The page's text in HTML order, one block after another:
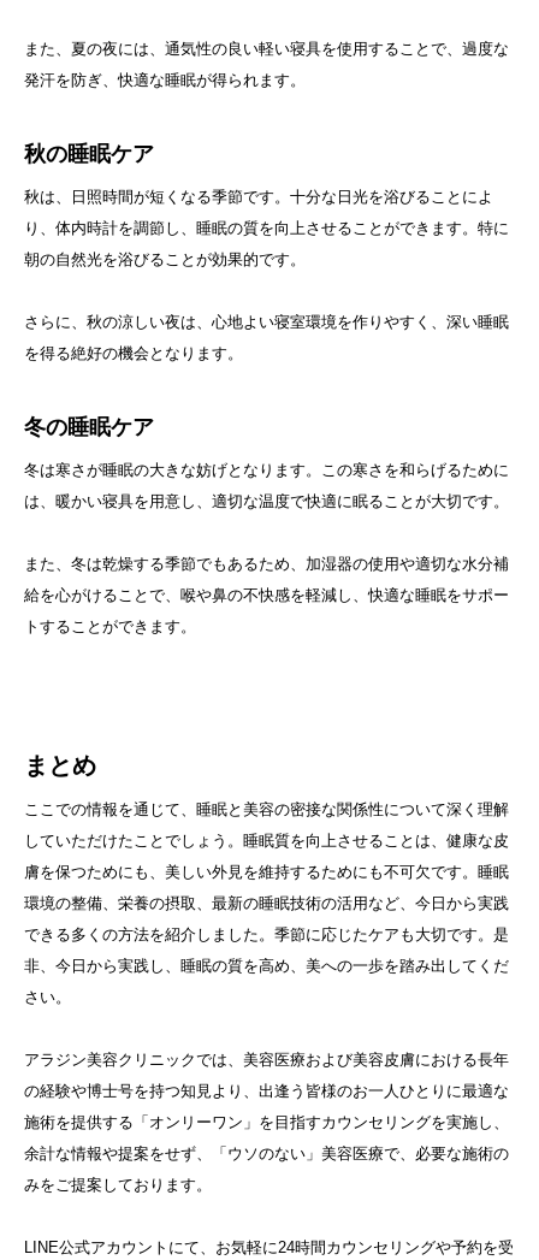
また、夏の夜には、通気性の良い軽い寝具を使用することで、過度な
発汗を防ぎ、快適な睡眠が得られます。
秋の睡眠ケア
秋は、日照時間が短くなる季節です。十分な日光を浴びることによ
り、体内時計を調節し、睡眠の質を向上させることができます。特に
朝の自然光を浴びることが効果的です。
さらに、秋の涼しい夜は、心地よい寝室環境を作りやすく、深い睡眠
を得る絶好の機会となります。
冬の睡眠ケア
冬は寒さが睡眠の大きな妨げとなります。この寒さを和らげるために
は、暖かい寝具を用意し、適切な温度で快適に眠ることが大切です。
また、冬は乾燥する季節でもあるため、加湿器の使用や適切な水分補
給を心がけることで、喉や鼻の不快感を軽減し、快適な睡眠をサポー
トすることができます。
まとめ
ここでの情報を通じて、睡眠と美容の密接な関係性について深く理解
していただけたことでしょう。睡眠質を向上させることは、健康な皮
膚を保つためにも、美しい外見を維持するためにも不可欠です。睡眠
環境の整備、栄養の摂取、最新の睡眠技術の活用など、今日から実践
できる多くの方法を紹介しました。季節に応じたケアも大切です。是
非、今日から実践し、睡眠の質を高め、美への一歩を踏み出してくだ
さい。
アラジン美容クリニックでは、美容医療および美容皮膚における長年
の経験や博士号を持つ知見より、出逢う皆様のお一人ひとりに最適な
施術を提供する「オンリーワン」を目指すカウンセリングを実施し、
余計な情報や提案をせず、「ウソのない」美容医療で、必要な施術の
みをご提案しております。
LINE公式アカウントにて、お気軽に24時間カウンセリングや予約を受